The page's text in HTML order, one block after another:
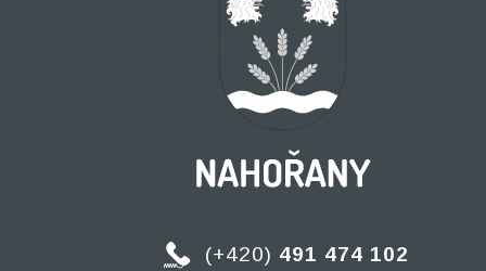
(+420) 491 474 102